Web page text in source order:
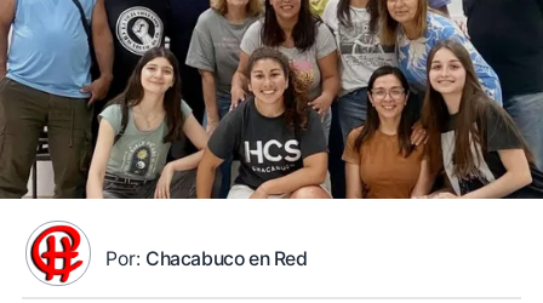
Por: Chacabuco en Red